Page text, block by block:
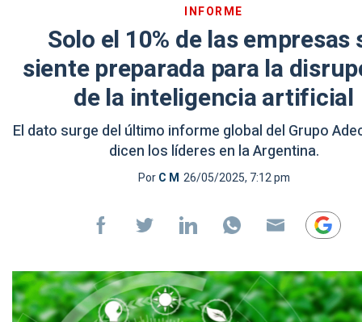
INFORME
Solo el 10% de las empresas
siente preparada para la
de la inteligencia artificial
El dato surge del último informe global del Grupo
dicen los líderes en la Argentina.
PorC M 26/05/2025, 7:12 pm